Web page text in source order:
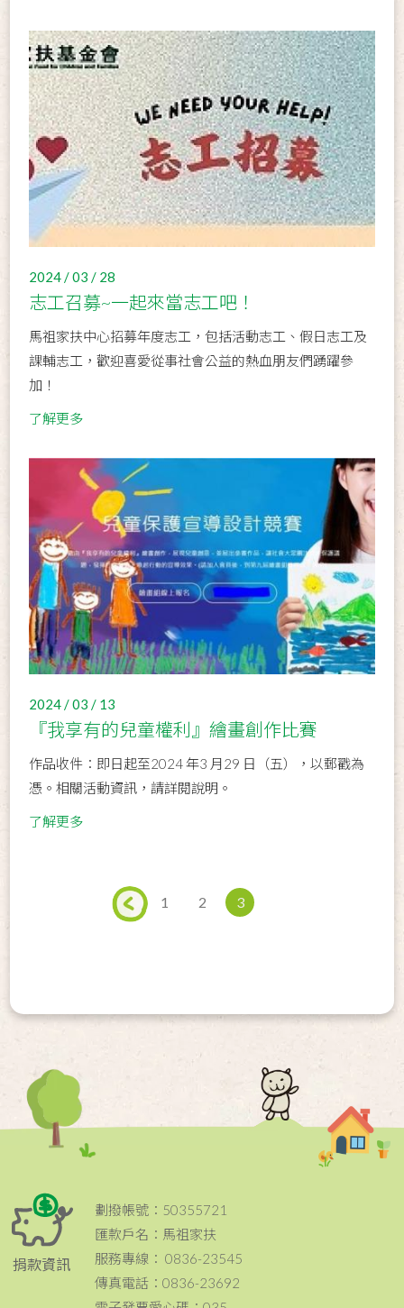
2024 / 03 / 28
志工召募~一起來當志工吧！
馬祖家扶中心招募年度志工，包括活動志工、假日志工及
課輔志工，歡迎喜愛從事社會公益的熱血朋友們踴躍參
加！
了解更多
2024 / 03 / 13
『我享有的兒童權利』繪畫創作比賽
作品收件：即日起至2024 年3 月29 日（五），以郵戳為
憑。相關活動資訊，請詳閱說明。
了解更多
1 2 3
捐款資訊
劃撥帳號：50355721
匯款戶名：馬祖家扶
服務專線： 0836-23545
傳真電話：0836-23692